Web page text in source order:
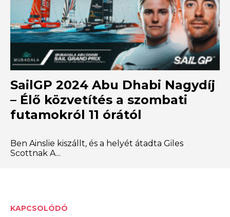
SailGP 2024 Abu Dhabi Nagydíj
– Élő közvetítés a szombati
futamokról 11 órától
Ben Ainslie kiszállt, és a helyét átadta Giles
Scottnak A...
KAPCSOLÓDÓ